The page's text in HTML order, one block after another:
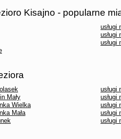
Kisajno - popularne
usługi
usługi
usługi
usługi
Mały
usługi
Wielka
usługi
Mała
usługi
usługi